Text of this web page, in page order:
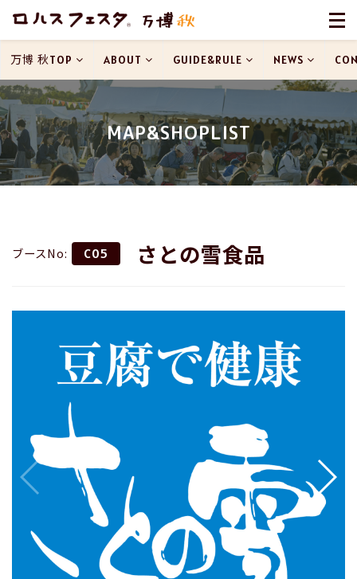
MAP&SHOPLIST
万博 秋TOP ABOUT GUIDE&RULE NEWS
ブースNo: C05 さとの雪食品